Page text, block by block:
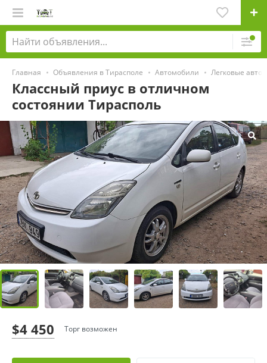
Главная Объявления в Тирасполе Автомобили Легковые
Классный приус в отличном
состоянии Тирасполь
$4 450 Торг возможен